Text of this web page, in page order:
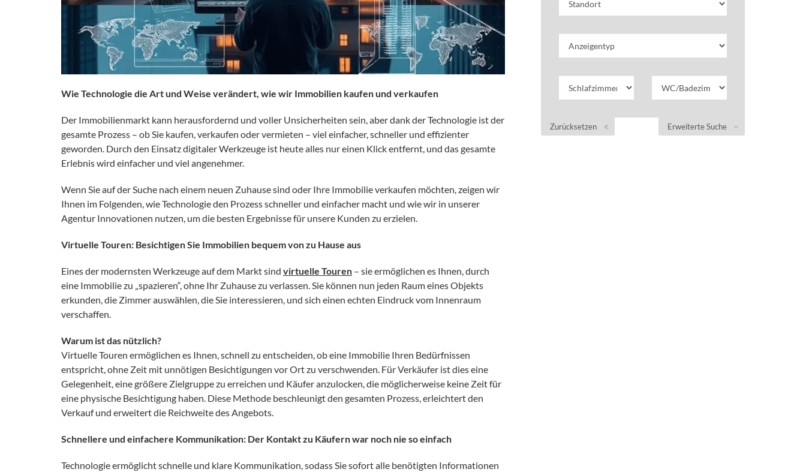
Wie Technologie die Art und Weise verändert, wie wir Immobilien kaufen und verkaufen
Der Immobilienmarkt kann herausfordernd und voller Unsicherheiten sein, aber dank der Technologie ist der
gesamte Prozess – ob Sie kaufen, verkaufen oder vermieten – viel einfacher, schneller und effizienter
geworden. Durch den Einsatz digitaler Werkzeuge ist heute alles nur einen Klick entfernt, und das gesamte
Erlebnis wird einfacher und viel angenehmer.
Wenn Sie auf der Suche nach einem neuen Zuhause sind oder Ihre Immobilie verkaufen möchten, zeigen wir
Ihnen im Folgenden, wie Technologie den Prozess schneller und einfacher macht und wie wir in unserer
Agentur Innovationen nutzen, um die besten Ergebnisse für unsere Kunden zu erzielen.
Virtuelle Touren: Besichtigen Sie Immobilien bequem von zu Hause aus
Eines der modernsten Werkzeuge auf dem Markt sind virtuelle Touren – sie ermöglichen es Ihnen, durch
eine Immobilie zu „spazieren“, ohne Ihr Zuhause zu verlassen. Sie können nun jeden Raum eines Objekts
erkunden, die Zimmer auswählen, die Sie interessieren, und sich einen echten Eindruck vom Innenraum
verschaffen.
Warum ist das nützlich?
Virtuelle Touren ermöglichen es Ihnen, schnell zu entscheiden, ob eine Immobilie Ihren Bedürfnissen
entspricht, ohne Zeit mit unnötigen Besichtigungen vor Ort zu verschwenden. Für Verkäufer ist dies eine
Gelegenheit, eine größere Zielgruppe zu erreichen und Käufer anzulocken, die möglicherweise keine Zeit für
eine physische Besichtigung haben. Diese Methode beschleunigt den gesamten Prozess, erleichtert den
Verkauf und erweitert die Reichweite des Angebots.
Schnellere und einfachere Kommunikation: Der Kontakt zu Käufern war noch nie so einfach
Technologie ermöglicht schnelle und klare Kommunikation, sodass Sie sofort alle benötigten Informationen
Erweiterte Suche
Zurücksetzen